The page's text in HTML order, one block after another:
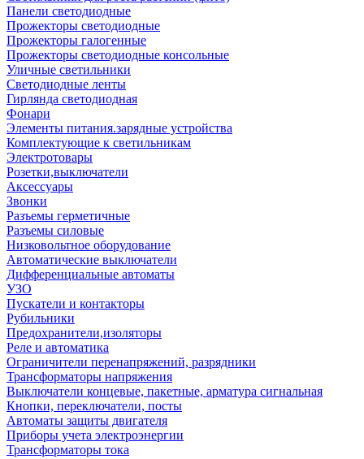
Панели светодиодные
Прожекторы светодиодные
Прожекторы галогенные
Прожекторы светодиодные консольные
Уличные светильники
Светодиодные ленты
Гирлянда светодиодная
Фонари
Элементы питания.зарядные устройства
Комплектующие к светильникам
Электротовары
Розетки,выключатели
Аксессуары
Звонки
Разъемы герметичные
Разъемы силовые
Низковольтное оборудование
Автоматические выключатели
Дифференциальные автоматы
УЗО
Пускатели и контакторы
Рубильники
Предохранители,изоляторы
Реле и автоматика
Ограничители перенапряжений, разрядники
Трансформаторы напряжения
Выключатели концевые, пакетные, арматура сигнальная
Кнопки, переключатели, посты
Автоматы защиты двигателя
Приборы учета электроэнергии
Трансформаторы тока